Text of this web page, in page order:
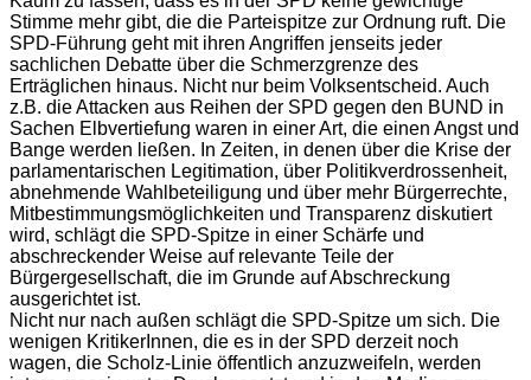
Stimme mehr gibt, die die Parteispitze zur Ordnung ruft. Die
SPD-Führung geht mit ihren Angriffen jenseits jeder
sachlichen Debatte über die Schmerzgrenze des
Erträglichen hinaus. Nicht nur beim Volksentscheid. Auch
z.B. die Attacken aus Reihen der SPD gegen den BUND in
Sachen Elbvertiefung waren in einer Art, die einen Angst und
Bange werden ließen. In Zeiten, in denen über die Krise der
parlamentarischen Legitimation, über Politikverdrossenheit,
abnehmende Wahlbeteiligung und über mehr Bürgerrechte,
Mitbestimmungsmöglichkeiten und Transparenz diskutiert
wird, schlägt die SPD-Spitze in einer Schärfe und
abschreckender Weise auf relevante Teile der
Bürgergesellschaft, die im Grunde auf Abschreckung
ausgerichtet ist.
Nicht nur nach außen schlägt die SPD-Spitze um sich. Die
wenigen KritikerInnen, die es in der SPD derzeit noch
wagen, die Scholz-Linie öffentlich anzuzweifeln, werden